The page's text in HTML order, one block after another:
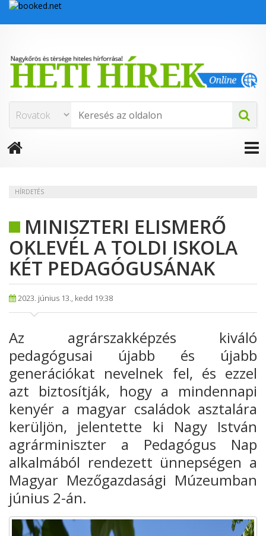
HÍRDETÉS
MINISZTERI ELISMERŐ
OKLEVÉL A TOLDI ISKOLA
KÉT PEDAGÓGUSÁNAK
2023. június 13., kedd 19:38
Az agrárszakképzés kiváló
pedagógusai újabb és újabb
generációkat nevelnek fel, és ezzel
azt biztosítják, hogy a mindennapi
kenyér a magyar családok asztalára
kerüljön, jelentette ki Nagy István
agrárminiszter a Pedagógus Nap
alkalmából rendezett ünnepségen a
Magyar Mezőgazdasági Múzeumban
június 2-án.